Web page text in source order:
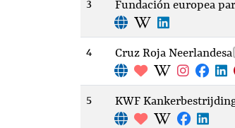
3 Fundación europea
4 Cruz Roja Neerlandesa
5 KWF